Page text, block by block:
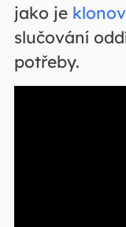
jako je
slučování
potřeby.